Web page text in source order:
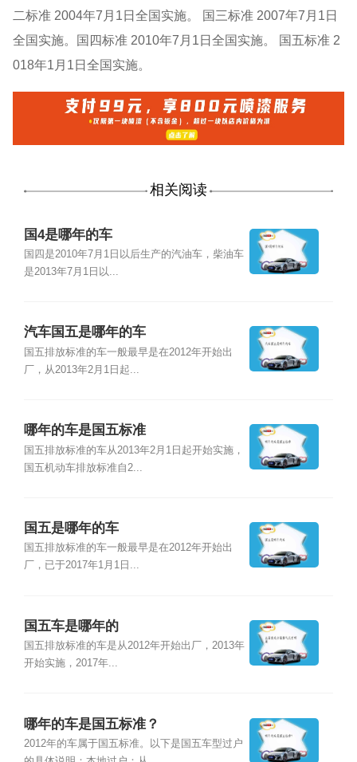
二标准 2004年7月1日全国实施。 国三标准 2007年7月1日
全国实施。国四标准 2010年7月1日全国实施。 国五标准 2
018年1月1日全国实施。
相关阅读
国4是哪年的车
国四是2010年7月1日以后生产的汽油车，柴油车
是2013年7月1日以...
汽车国五是哪年的车
国五排放标准的车一般最早是在2012年开始出
厂，从2013年2月1日起...
哪年的车是国五标准
国五排放标准的车从2013年2月1日起开始实施，
国五机动车排放标准自2...
国五是哪年的车
国五排放标准的车一般最早是在2012年开始出
厂，已于2017年1月1日...
国五车是哪年的
国五排放标准的车是从2012年开始出厂，2013年
开始实施，2017年...
哪年的车是国五标准？
2012年的车属于国五标准。以下是国五车型过户